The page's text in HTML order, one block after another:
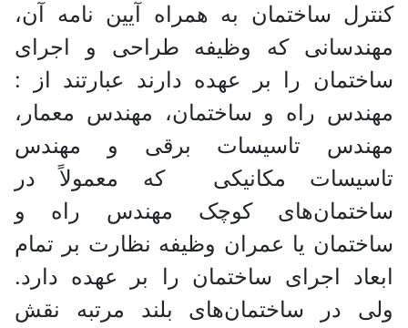
کنترل ساختمان به همراه آیین نامه آن،
مهندسانی که وظیفه طراحی و اجرای
ساختمان را بر عهده دارند عبارتند از :
مهندس راه و ساختمان، مهندس معمار،
مهندس تاسیسات برقی و مهندس
تاسیسات مکانیکی که معمولاً در
ساختمان‌های کوچک مهندس راه و
ساختمان یا عمران وظیفه نظارت بر تمام
ابعاد اجرای ساختمان را بر عهده دارد.
ولی در ساختمان‌های بلند مرتبه نقش